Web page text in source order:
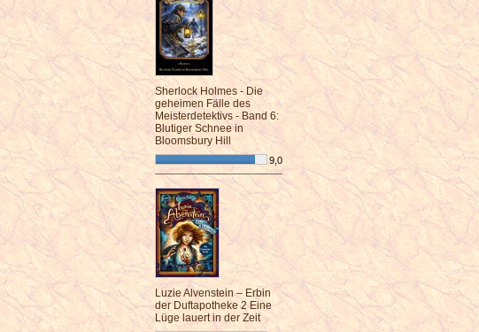
Sherlock Holmes - Die
geheimen Fälle des
Meisterdetektivs - Band 6:
Blutiger Schnee in
Bloomsbury Hill
9,0
¯¯¯¯¯¯¯¯¯¯¯¯¯¯¯¯¯¯¯¯¯¯¯¯
Luzie Alvenstein – Erbin
der Duftapotheke 2 Eine
Lüge lauert in der Zeit